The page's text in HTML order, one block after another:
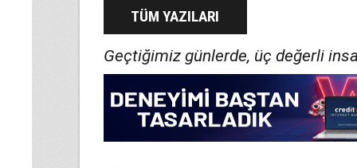
TÜM YAZILARI
Geçtiğimiz günlerde, üç değerli